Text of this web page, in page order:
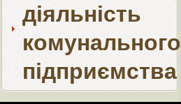
діяльність
комунального
підприємства